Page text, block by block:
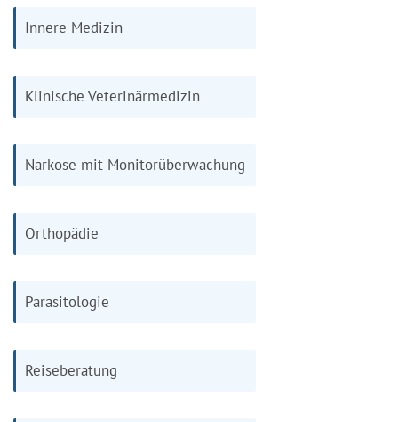
Innere Medizin
Klinische Veterinärmedizin
Narkose mit Monitorüberwachung
Orthopädie
Parasitologie
Reiseberatung